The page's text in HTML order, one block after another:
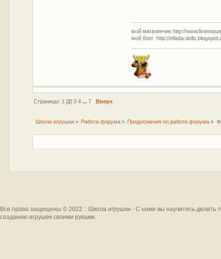
мой магазинчик http://
мой блог http://ellada-
Страницы: 1 [2] 3 4 ... 7 Вверх
Школа игрушки» Работа форума » Предложения по работе форума »
Все права защищены © 2022 :: Школа игрушки - С нами вы научитесь делать
созданию игрушек своими руками.